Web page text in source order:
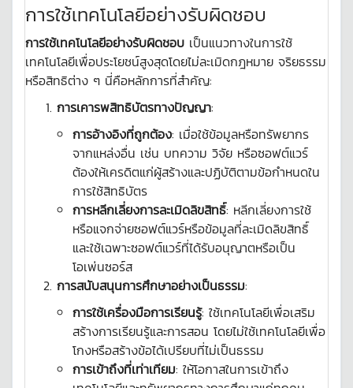
การใช้เทคโนโลยีอย่างรับผิดชอบ
การใช้เทคโนโลยีอย่างรับผิดชอบ เป็นแนวทางในการใช้
เทคโนโลยีเพื่อประโยชน์สูงสุดโดยไม่ละเมิดกฎหมาย จริยธรรม
หรือสิทธิต่าง ๆ นี่คือหลักการที่สำคัญ:
การเคารพสิทธิบัตรทางปัญญา:
การอ้างอิงที่ถูกต้อง: เมื่อใช้ข้อมูลหรือทรัพยากร
จากแหล่งอื่น เช่น บทความ วิจัย หรือซอฟต์แวร์
ต้องให้เครดิตแก่ผู้สร้างและปฏิบัติตามข้อกำหนดใน
การใช้สิทธิบัตร
การหลีกเลี่ยงการละเมิดลิขสิทธิ์: หลีกเลี่ยงการใช้
หรือแจกจ่ายซอฟต์แวร์หรือข้อมูลที่ละเมิดลิขสิทธิ์
และใช้เฉพาะซอฟต์แวร์ที่ได้รับอนุญาตหรือเป็น
โอเพ่นซอร์ส
การสนับสนุนการศึกษาอย่างเป็นธรรม:
การใช้เครื่องมือการเรียนรู้: ใช้เทคโนโลยีเพื่อเสริม
สร้างการเรียนรู้และการสอน โดยไม่ใช้เทคโนโลยีเพื่อ
โกงหรือสร้างข้อได้เปรียบที่ไม่เป็นธรรม
การเข้าถึงที่เท่าเทียม: ให้โอกาสในการเข้าถึง